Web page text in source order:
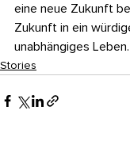
eine neue Zukunft
Zukunft in ein
unabhängiges Leben.
Stories